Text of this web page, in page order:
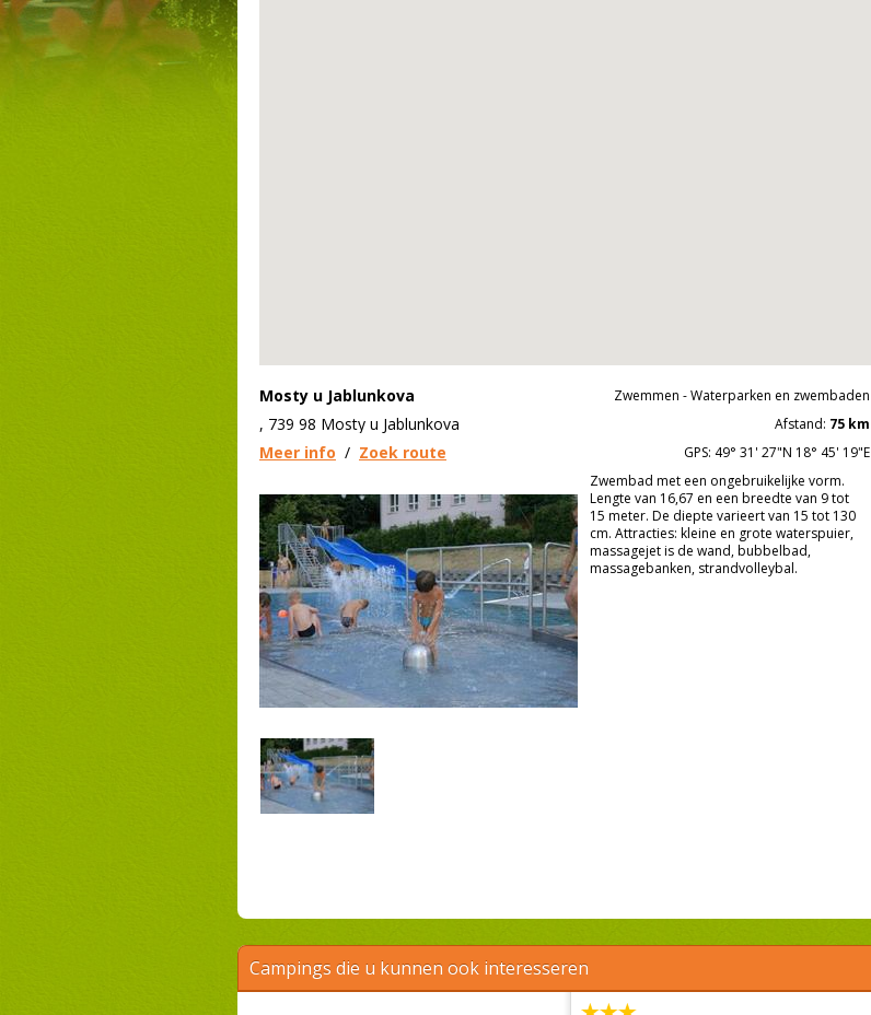
Mosty u Jablunkova
, 739 98 Mosty u Jablunkova
Meer info / Zoek route
Zwemmen - Waterparken en zwembaden
Afstand: 75 km
GPS: 49° 31' 27"N 18° 45' 19"E
Zwembad met een ongebruikelijke vorm.
Lengte van 16,67 en een breedte van 9 tot
15 meter. De diepte varieert van 15 tot 130
cm. Attracties: kleine en grote waterspuier,
massagejet is de wand, bubbelbad,
massagebanken, strandvolleybal.
Campings die u kunnen ook interesseren